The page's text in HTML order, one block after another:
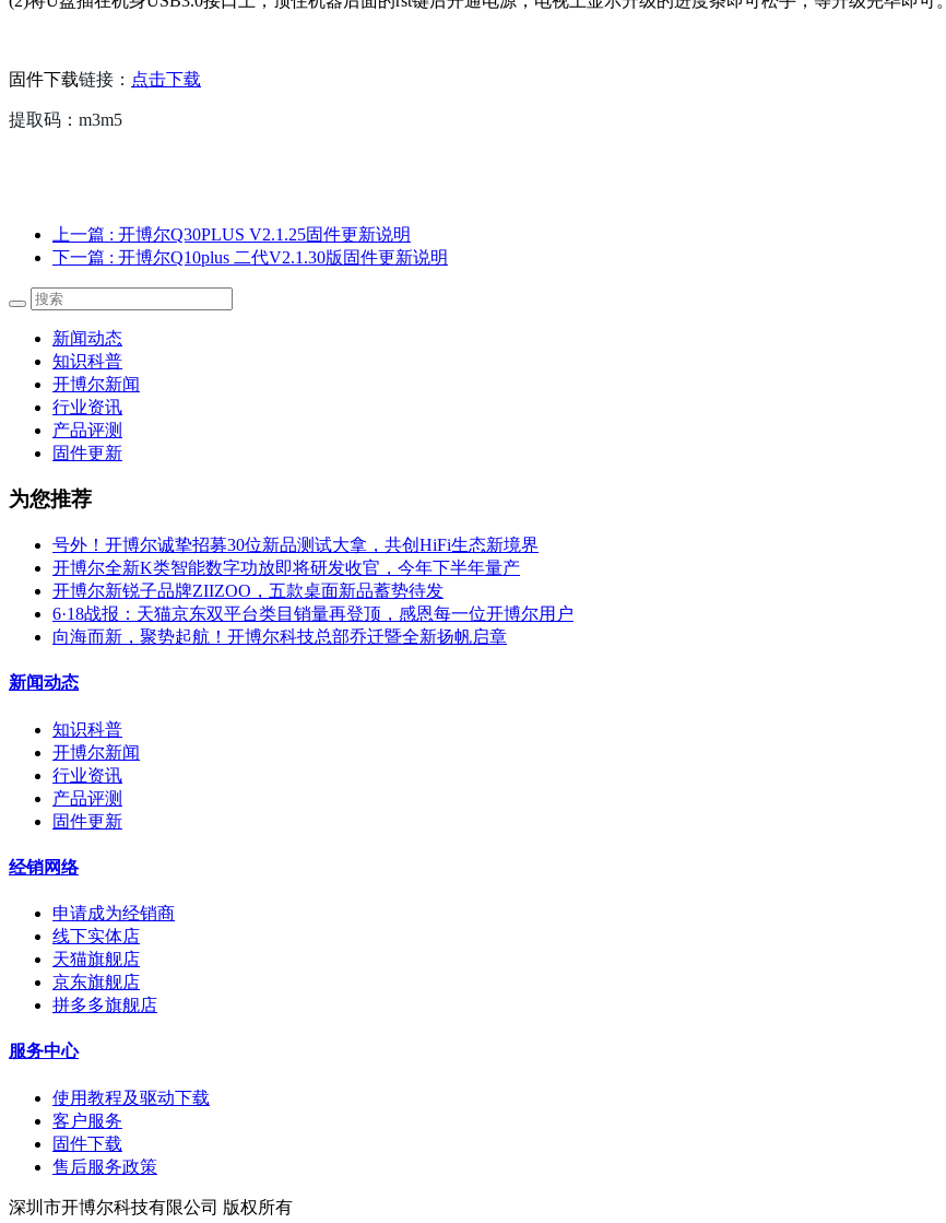
固件下载链接： 点击下载
提取码：m3m5
上一篇 : 开博尔Q30PLUS V2.1.25固件更新说明
下一篇 : 开博尔Q10plus 二代V2.1.30版固件更新说明
新闻动态
知识科普
开博尔新闻
行业资讯
产品评测
固件更新
为您推荐
号外！开博尔诚挚招募30位新品测试大拿，共创HiFi生态新境界
开博尔全新K类智能数字功放即将研发收官，今年下半年量产
开博尔新锐子品牌ZIIZOO，五款桌面新品蓄势待发
6·18战报：天猫京东双平台类目销量再登顶，感恩每一位开博尔用户
向海而新，聚势起航！开博尔科技总部乔迁暨全新扬帆启章
新闻动态
知识科普
开博尔新闻
行业资讯
产品评测
固件更新
经销网络
申请成为经销商
线下实体店
天猫旗舰店
京东旗舰店
拼多多旗舰店
服务中心
使用教程及驱动下载
客户服务
固件下载
售后服务政策
深圳市开博尔科技有限公司 版权所有